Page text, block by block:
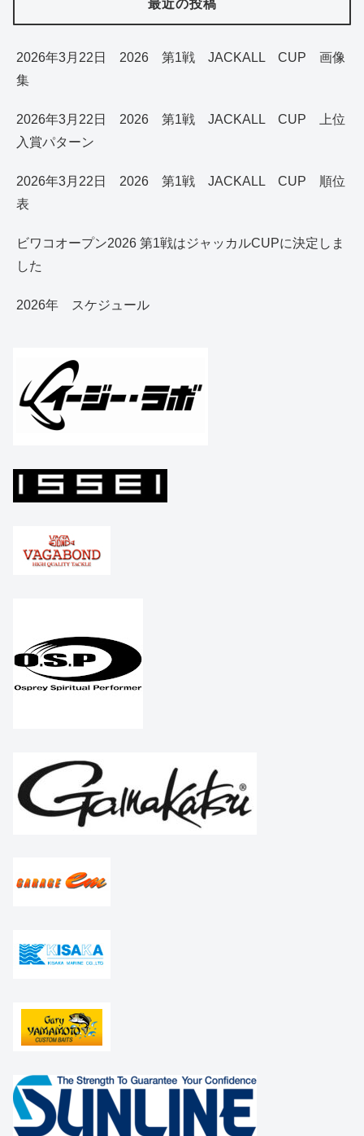
最近の投稿
2026年3月22日 2026 第1戦 JACKALL CUP 画像
集
2026年3月22日 2026 第1戦 JACKALL CUP 上位
入賞パターン
2026年3月22日 2026 第1戦 JACKALL CUP 順位
表
ビワコオープン2026 第1戦はジャッカルCUPに決定しま
した
2026年 スケジュール